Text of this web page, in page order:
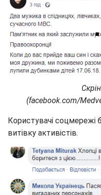
(facebook.com/
Користувачі соцмережі
витівку активістів.